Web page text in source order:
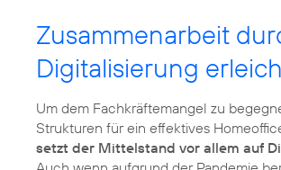
Zusammenarbeit
Digitalisierung
Um dem Fachkräftemangel zu
Strukturen für ein effektives
setzt der Mittelstand vor allem auf